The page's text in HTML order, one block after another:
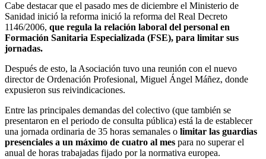
Cabe destacar que el pasado mes de diciembre el Ministerio de
Sanidad inició la reforma inició la reforma del Real Decreto
1146/2006, que regula la relación laboral del personal en
Formación Sanitaria Especializada (FSE), para limitar sus
jornadas.
Después de esto, la Asociación tuvo una reunión con el nuevo
director de Ordenación Profesional, Miguel Ángel Máñez, donde
expusieron sus reivindicaciones.
Entre las principales demandas del colectivo (que también se
presentaron en el periodo de consulta pública) está la de establecer
una jornada ordinaria de 35 horas semanales o limitar las guardias
presenciales a un máximo de cuatro al mes para no superar el
anual de horas trabajadas fijado por la normativa europea.